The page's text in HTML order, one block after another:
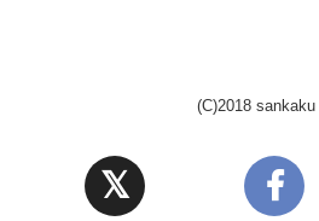
(C)2018 sankaku